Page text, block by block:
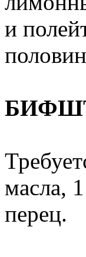
и
масла,
перец.